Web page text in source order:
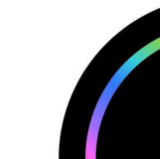
Vektoren
Videos
Motion Graphics
Redaktionelle
Redaktionelle